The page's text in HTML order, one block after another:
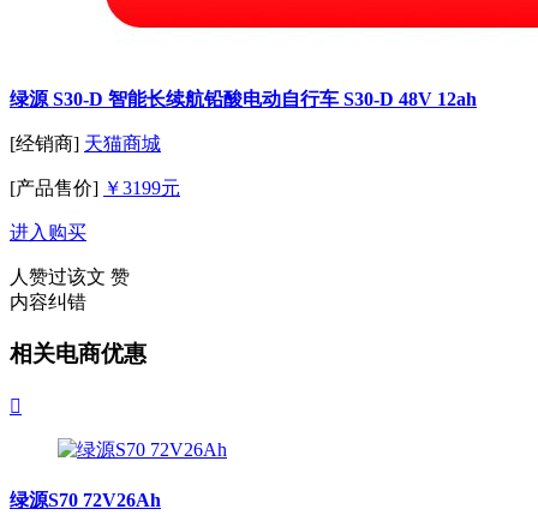
绿源 S30-D 智能长续航铅酸电动自行车 S30-D 48V 12ah
[经销商] 天猫商城
[产品售价] ￥3199元
进入购买
人赞过该文 赞
内容纠错
相关电商优惠

绿源S70 72V26Ah